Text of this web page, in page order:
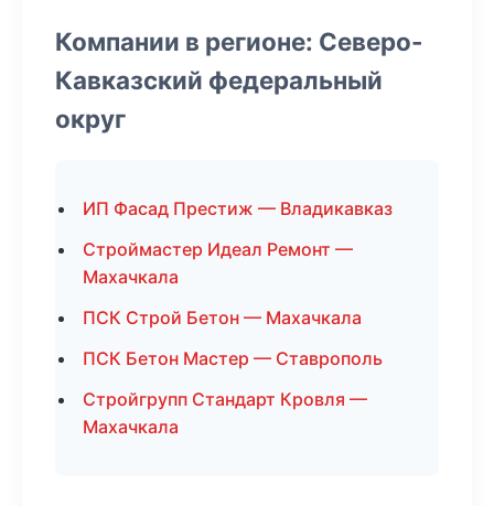
Компании в регионе: Северо-
Кавказский федеральный
округ
ИП Фасад Престиж — Владикавказ
Строймастер Идеал Ремонт —
Махачкала
ПСК Строй Бетон — Махачкала
ПСК Бетон Мастер — Ставрополь
Стройгрупп Стандарт Кровля —
Махачкала